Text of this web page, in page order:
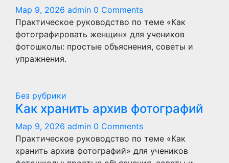
Мар 9, 2026 admin 0 Comments
Практическое руководство по теме «Как
фотографировать женщин» для учеников
фотошколы: простые объяснения, советы и
упражнения.
Без рубрики
Как хранить архив фотографий
Мар 9, 2026 admin 0 Comments
Практическое руководство по теме «Как
хранить архив фотографий» для учеников